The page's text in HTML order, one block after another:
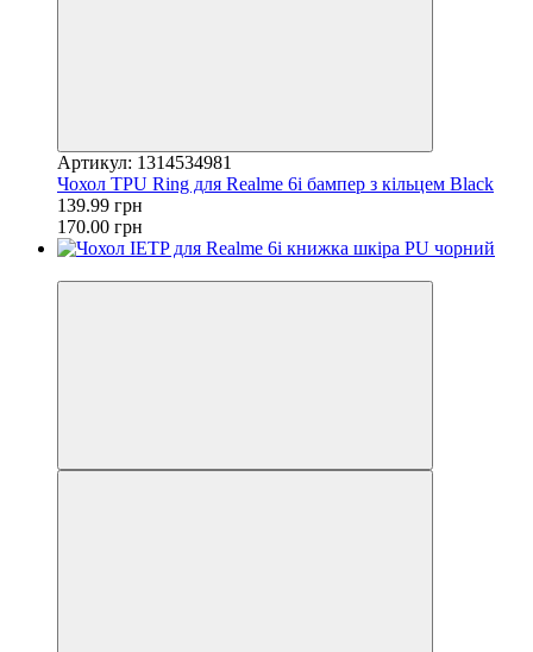
Артикул: 1314534981
Чохол TPU Ring для Realme 6i бампер з кільцем Black
139.99 грн
170.00 грн